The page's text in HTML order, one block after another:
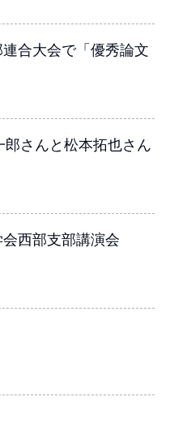
合大会で「優秀論文
さんと松本拓也さん
西部支部講演会